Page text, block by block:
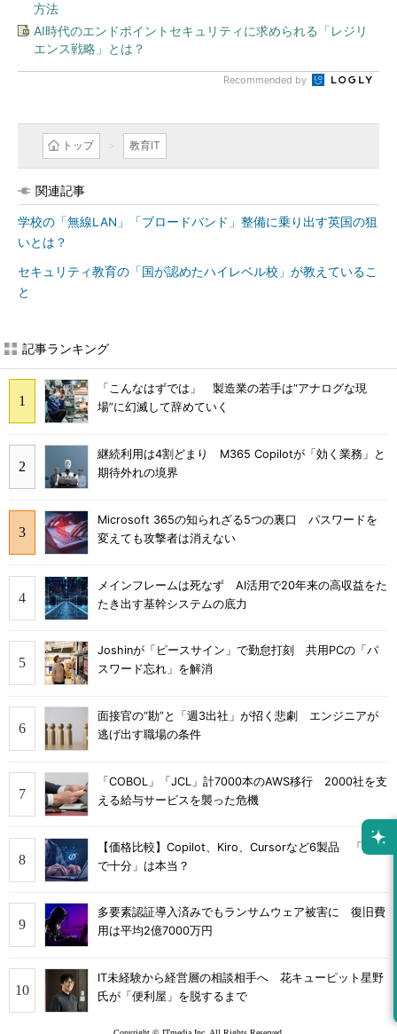
方法
AI時代のエンドポイントセキュリティに求められる「レジリ
エンス戦略」とは？
Recommended by
トップ 教育IT
関連記事
学校の「無線LAN」「ブロードバンド」整備に乗り出す英国の狙
いとは？
セキュリティ教育の「国が認めたハイレベル校」が教えているこ
と
記事ランキング
「こんなはずでは」 製造業の若手は“アナログな現
場”に幻滅して辞めていく
継続利用は4割どまり M365 Copilotが「効く業務」と
期待外れの境界
Microsoft 365の知られざる5つの裏口 パスワードを
変えても攻撃者は消えない
メインフレームは死なず AI活用で20年来の高収益をた
たき出す基幹システムの底力
Joshinが「ピースサイン」で勤怠打刻 共用PCの「パ
スワード忘れ」を解消
面接官の“勘”と「週3出社」が招く悲劇 エンジニアが
逃げ出す職場の条件
「COBOL」「JCL」計7000本のAWS移行 2000社を支
える給与サービスを襲った危機
【価格比較】Copilot、Kiro、Cursorなど6製品 「無料
で十分」は本当？
多要素認証導入済みでもランサムウェア被害に 復旧費
用は平均2億7000万円
IT未経験から経営層の相談相手へ 花キューピット星野
氏が「便利屋」を脱するまで